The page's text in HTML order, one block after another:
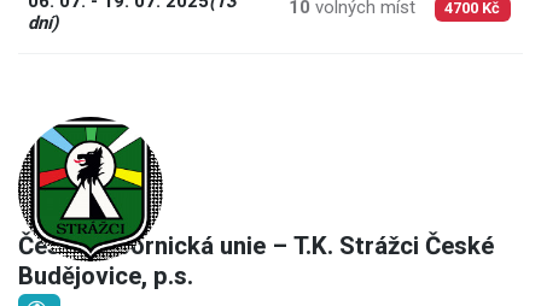
Česká tábornická unie – T.K. Strážci České
Budějovice, p.s.
dní)
10 volných míst 4700 Kč